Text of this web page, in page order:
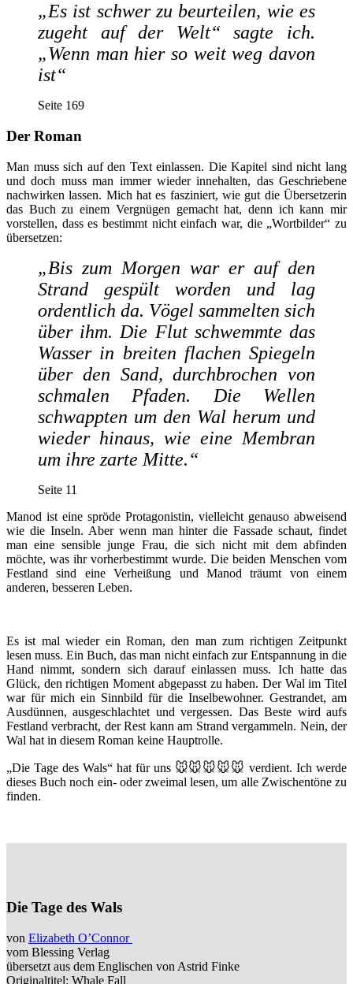
„Es ist schwer zu beurteilen, wie es
zugeht auf der Welt“ sagte ich.
„Wenn man hier so weit weg davon
ist“
Seite 169
Der Roman
Man muss sich auf den Text einlassen. Die Kapitel sind nicht lang
und doch muss man immer wieder innehalten, das Geschriebene
nachwirken lassen. Mich hat es fasziniert, wie gut die Übersetzerin
das Buch zu einem Vergnügen gemacht hat, denn ich kann mir
vorstellen, dass es bestimmt nicht einfach war, die „Wortbilder“ zu
übersetzen:
„Bis zum Morgen war er auf den
Strand gespült worden und lag
ordentlich da. Vögel sammelten sich
über ihm. Die Flut schwemmte das
Wasser in breiten flachen Spiegeln
über den Sand, durchbrochen von
schmalen Pfaden. Die Wellen
schwappten um den Wal herum und
wieder hinaus, wie eine Membran
um ihre zarte Mitte.“
Seite 11
Manod ist eine spröde Protagonistin, vielleicht genauso abweisend
wie die Inseln. Aber wenn man hinter die Fassade schaut, findet
man eine sensible junge Frau, die sich nicht mit dem abfinden
möchte, was ihr vorherbestimmt wurde. Die beiden Menschen vom
Festland sind eine Verheißung und Manod träumt von einem
anderen, besseren Leben.
Es ist mal wieder ein Roman, den man zum richtigen Zeitpunkt
lesen muss. Ein Buch, das man nicht einfach zur Entspannung in die
Hand nimmt, sondern sich darauf einlassen muss. Ich hatte das
Glück, den richtigen Moment abgepasst zu haben. Der Wal im Titel
war für mich ein Sinnbild für die Inselbewohner. Gestrandet, am
Ausdünnen, ausgeschlachtet und vergessen. Das Beste wird aufs
Festland verbracht, der Rest kann am Strand vergammeln. Nein, der
Wal hat in diesem Roman keine Hauptrolle.
„Die Tage des Wals“ hat für uns 🐭🐭🐭🐭🐭 verdient. Ich werde
dieses Buch noch ein- oder zweimal lesen, um alle Zwischentöne zu
finden.
Die Tage des Wals
von Elizabeth O’Connor
vom Blessing Verlag
übersetzt aus dem Englischen von Astrid Finke
Originaltitel: Whale Fall